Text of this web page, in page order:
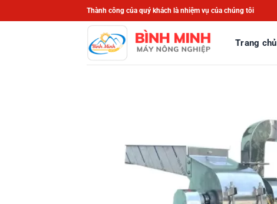
qua
Thành công của quý khách là nhiệm vụ của chúng tôi
Trang chủ